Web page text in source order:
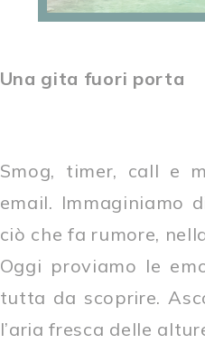
Una gita fuori porta
Smog, timer, call e
email. Immaginiamo
ciò che fa rumore,
Oggi proviamo le
tutta da scoprire.
l’aria fresca delle